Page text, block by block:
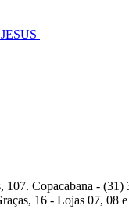
107. Copacabana - (31)
16 - Lojas 07, 08 e